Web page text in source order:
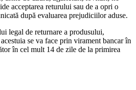
acceptarea returului sau de a opri o
după evaluarea prejudiciilor aduse.
legal de returnare a produsului,
se va face prin virament bancar în
în cel mult 14 de zile de la primirea